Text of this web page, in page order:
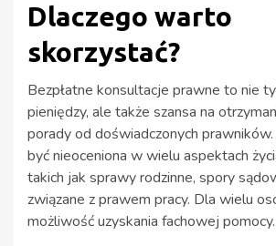
Dlaczego warto
skorzystać?
Bezpłatne konsultacje prawne to nie
pieniędzy, ale także szansa na
porady od doświadczonych
być nieoceniona w wielu aspektach
takich jak sprawy rodzinne, spory
związane z prawem pracy. Dla wielu
możliwość uzyskania fachowej pomocy.